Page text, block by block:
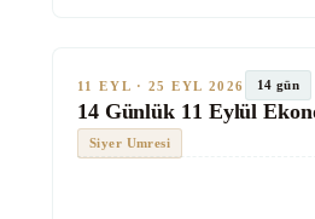
11 EYL · 25 EYL 2026 14 gün
14 Günlük 11 Eylül
Siyer Umresi